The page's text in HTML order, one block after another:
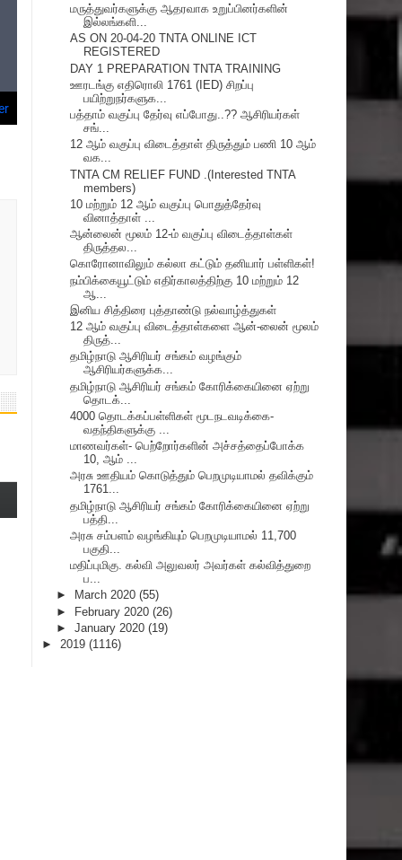
மருத்துவர்களுக்கு ஆதரவாக உறுப்பினர்களின்
இல்லங்களி...
AS ON 20-04-20 TNTA ONLINE ICT
REGISTERED
DAY 1 PREPARATION TNTA TRAINING
ஊரடங்கு எதிரொலி 1761 (IED) சிறப்பு
பயிற்றுநர்களுக...
பத்தாம் வகுப்பு தேர்வு எப்போது..?? ஆசிரியர்கள்
சங்...
12 ஆம் வகுப்பு விடைத்தாள் திருத்தும் பணி 10 ஆம்
வக...
TNTA CM RELIEF FUND .(Interested TNTA
members)
10 மற்றும் 12 ஆம் வகுப்பு பொதுத்தேர்வு
வினாத்தாள் ...
ஆன்லைன் மூலம் 12-ம் வகுப்பு விடைத்தாள்கள்
திருத்தல...
கொரோனாவிலும் கல்லா கட்டும் தனியார் பள்ளிகள்!
நம்பிக்கையூட்டும் எதிர்காலத்திற்கு 10 மற்றும் 12
ஆ...
இனிய சித்திரை புத்தாண்டு நல்வாழ்த்துகள்
12 ஆம் வகுப்பு விடைத்தாள்களை ஆன்-லைன் மூலம்
திருத்...
தமிழ்நாடு ஆசிரியர் சங்கம் வழங்கும்
ஆசிரியர்களுக்க...
தமிழ்நாடு ஆசிரியர் சங்கம் கோரிக்கையினை ஏற்று
தொடக்...
4000 தொடக்கப்பள்ளிகள் மூடநடவடிக்கை-
வதந்திகளுக்கு ...
மாணவர்கள்- பெற்றோர்களின் அச்சத்தைப்போக்க
10, ஆம் ...
அரசு ஊதியம் கொடுத்தும் பெறமுடியாமல் தவிக்கும்
1761...
தமிழ்நாடு ஆசிரியர் சங்கம் கோரிக்கையினை ஏற்று
பத்தி...
அரசு சம்பளம் வழங்கியும் பெறமுடியாமல் 11,700
பகுதி...
மதிப்புமிகு. கல்வி அலுவலர் அவர்கள் கல்வித்துறை
ப...
►
March 2020 (55)
► February 2020 (26)
► January 2020 (19)
► 2019 (1116)